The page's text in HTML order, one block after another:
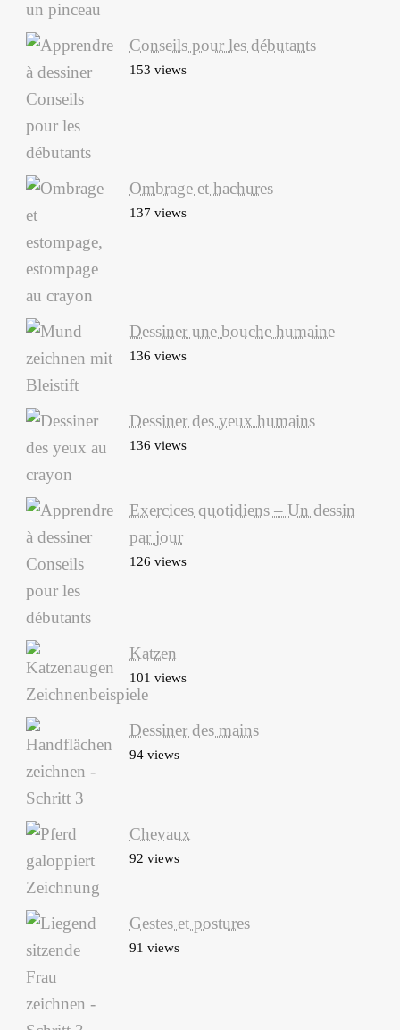
Conseils pour les débutants
153 views
Ombrage et hachures
137 views
Dessiner une bouche humaine
136 views
Dessiner des yeux humains
136 views
Exercices quotidiens – Un dessin
par jour
126 views
Katzen
101 views
Dessiner des mains
94 views
Chevaux
92 views
Gestes et postures
91 views